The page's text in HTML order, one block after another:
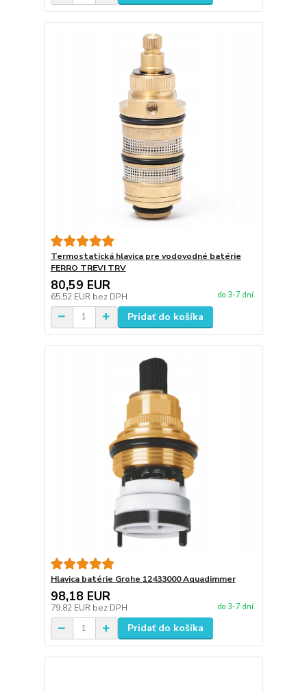
Termostatická hlavica pre vodovodné batérie
FERRO TREVI TRV
80,59 EUR
65,52 EUR bez DPH do 3-7 dní
Pridať do košíka
Hlavica batérie Grohe 12433000 Aquadimmer
98,18 EUR
79,82 EUR bez DPH do 3-7 dní
Pridať do košíka